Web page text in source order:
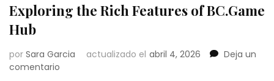
Exploring the Rich Features of BC.Game
Hub
por Sara Garcia actualizado el abril 4, 2026
Deja un
comentario